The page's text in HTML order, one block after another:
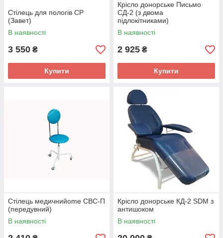
Стілець для пологів СР
(Завет)
В наявності
3 550 ₴
Купити
Крісло донорське Письмо
СД-2 (з двома
підлокітниками)
В наявності
2 925 ₴
Купити
Стілець медичнийome СВС-П
(передувний)
В наявності
Крісло донорське КД-2 SDM з
антишоком
В наявності